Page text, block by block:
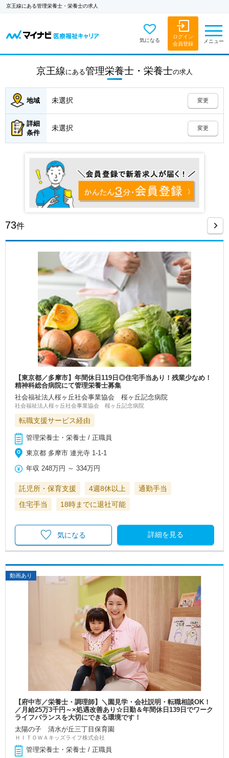
京王線にある管理栄養士・栄養士の求人
気になる
ログイン
会員登録
メニュー
京王線 にある管理栄養士・栄養士の求人
地域 未選択 変更
詳細
条件
未選択 変更
73件
【東京都／多摩市】年間休日119日◎住宅手当あり！残業少なめ！
精神科総合病院にて管理栄養士募集
社会福祉法人桜ヶ丘社会事業協会 桜ヶ丘記念病院
社会福祉法人桜ヶ丘社会事業協会 桜ヶ丘記念病院
転職支援サービス経由
管理栄養士・栄養士 / 正職員
東京都 多摩市 連光寺 1-1-1
年収 248万円 ～334万円
託児所・保育支援 4週8休以上
通勤手当
住宅手当
18時までに退社可能
詳細を見る
気になる
動画あり
【府中市／栄養士・調理師】＼園見学・会社説明・転職相談OK！
／月給25万3千円～×処遇改善あり☆日勤＆年間休日139日でワーク
ライフバランスを大切にできる環境です！
太陽の子 清水が丘三丁目保育園
ＨＩＴＯＷＡキッズライフ株式会社
管理栄養士・栄養士 / 正職員